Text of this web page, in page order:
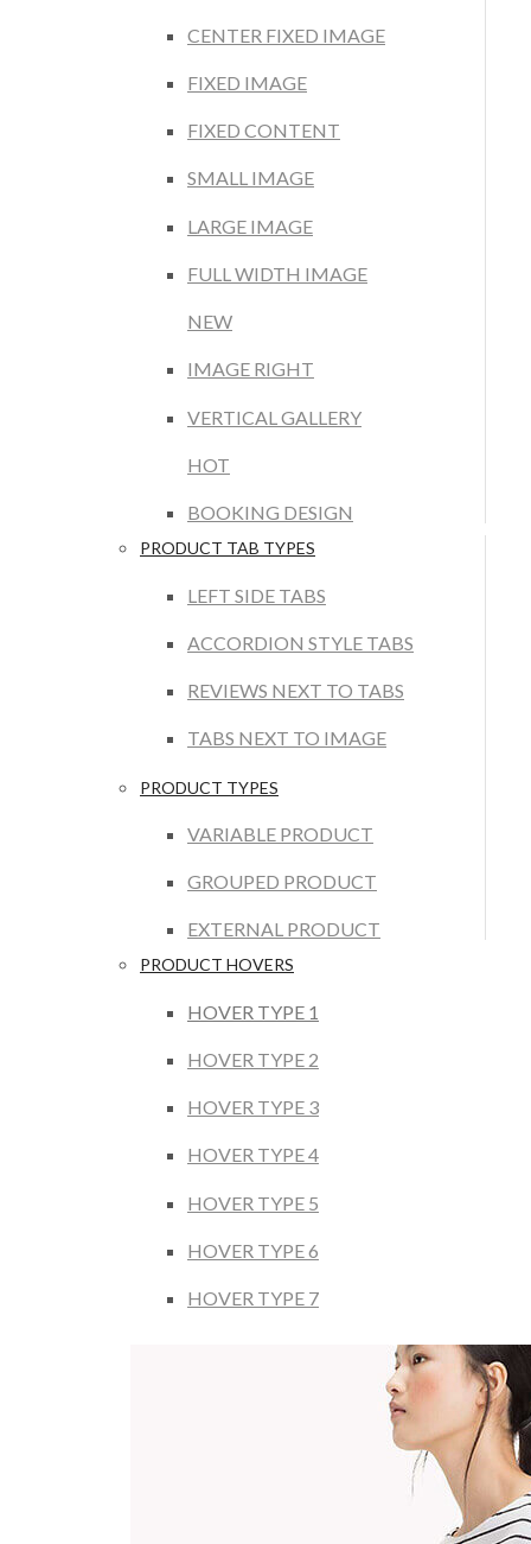
CENTER FIXED IMAGE
FIXED IMAGE
FIXED CONTENT
SMALL IMAGE
LARGE IMAGE
FULL WIDTH IMAGE
NEW
IMAGE RIGHT
VERTICAL GALLERY
HOT
BOOKING DESIGN
PRODUCT TAB TYPES
LEFT SIDE TABS
ACCORDION STYLE TABS
REVIEWS NEXT TO TABS
TABS NEXT TO IMAGE
PRODUCT TYPES
VARIABLE PRODUCT
GROUPED PRODUCT
EXTERNAL PRODUCT
PRODUCT HOVERS
HOVER TYPE 1
HOVER TYPE 2
HOVER TYPE 3
HOVER TYPE 4
HOVER TYPE 5
HOVER TYPE 6
HOVER TYPE 7